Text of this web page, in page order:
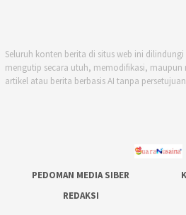
Seluruh konten berita di situs web ini
mengutip secara utuh, memodifikasi,
artikel atau berita berbasis AI tanpa
PEDOMAN MEDIA SIBER
REDAKSI